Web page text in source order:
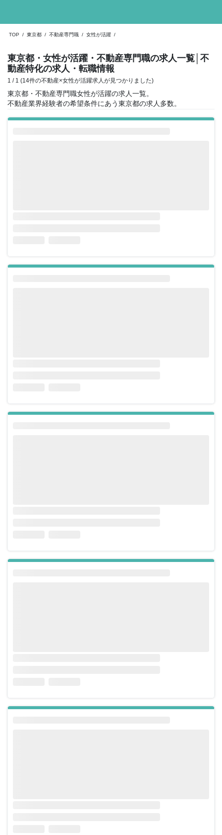
TOP / 東京都 / 不動産専門職 / 女性が活躍 /
東京都・女性が活躍・不動産専門職の求人一覧 │不
動産特化の求人・転職情報
1 / 1 (14件の不動産×女性が活躍求人が見つかりました)
東京都・不動産専門職女性が活躍の求人一覧。
不動産業界経験者の希望条件にあう東京都の求人多数。